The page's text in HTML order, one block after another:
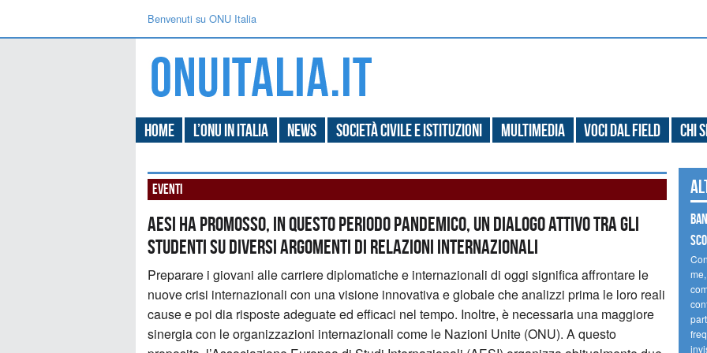
Benvenuti su ONU Italia
Home L’ONU in Italia News Società civile e Istituzioni Multimedia Voci dal field Chi
Eventi
AESI ha promosso, in questo periodo pandemico, un dialogo attivo tra gli
studenti su diversi argomenti di relazioni internazionali
Preparare i giovani alle carriere diplomatiche e internazionali di oggi significa affrontare le
nuove crisi internazionali con una visione innovativa e globale che analizzi prima le loro reali
cause e poi dia risposte adeguate ed efficaci nel tempo. Inoltre, è necessaria una maggiore
sinergia con le organizzazioni internazionali come le Nazioni Unite (ONU). A questo